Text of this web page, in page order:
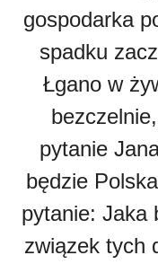
gospodarka
spadku
Łgano w
pytanie
będzie
pytanie: Jaka
związek tych